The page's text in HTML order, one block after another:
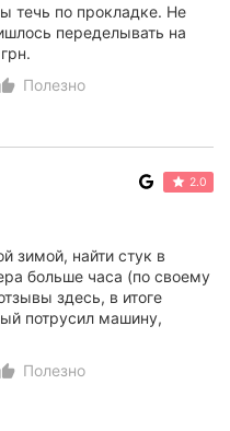
течь по прокладке. Не
переделывать на
Полезно
2.0
зимой, найти стук в
больше часа (по своему
здесь, в итоге
потрусил машину,
монтиров...
Полезно